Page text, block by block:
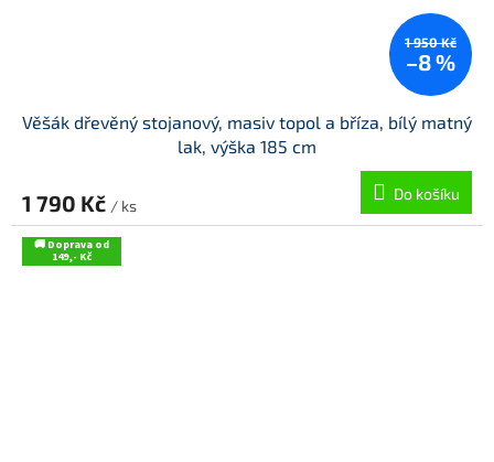
1 950 Kč
–8 %
Věšák dřevěný stojanový, masiv topol a bříza, bílý matný
lak, výška 185 cm
1 790 Kč / ks
Do košíku
🚚 Doprava od
149,- Kč